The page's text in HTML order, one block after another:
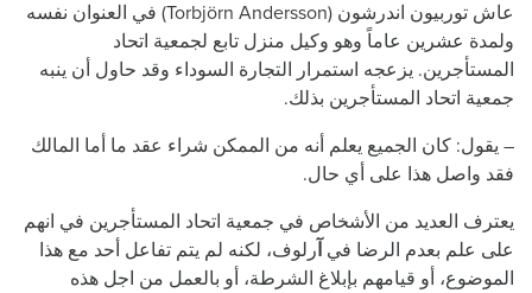
عاش توربيون اندرشون (Torbjörn Andersson) في العنوان نفسه
ولمدة عشرين عاماً وهو وكيل منزل تابع لجمعية اتحاد
المستأجرين. يزعجه استمرار التجارة السوداء وقد حاول أن ينبه
جمعية اتحاد المستأجرين بذلك.
– يقول: كان الجميع يعلم أنه من الممكن شراء عقد ما أما المالك
فقد واصل هذا على أي حال.
يعترف العديد من الأشخاص في جمعية اتحاد المستأجرين في انهم
على علم بعدم الرضا في آرلوف، لكنه لم يتم تفاعل أحد مع هذا
الموضوع، أو قيامهم بإبلاغ الشرطة، أو بالعمل من اجل هذه